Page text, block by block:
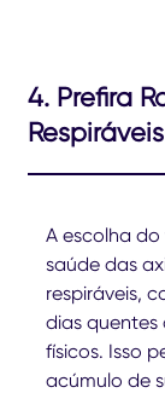
4. Prefira
Respiráveis
A escolha
saúde das
respiráveis,
dias
físicos. Isso
acúmulo de